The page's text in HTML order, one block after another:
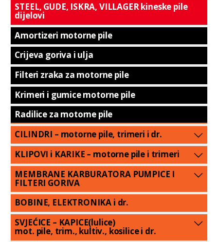
STEEL, GUDE, ISKRA, VILLAGER kineske pile
dijelovi
Amortizeri motorne pile
Crijeva goriva i ulja
Filteri zraka za motorne pile
Krimeri i gumice motorne pile
Radilice za motorne pile
CILINDRI – motorne pile, trimeri i dr.
KLIPOVI i KARIKE – motorne pile i trimeri
MEMBRANE KARBURATORA PUMPICE I
FILTERI GORIVA
BOBINE, ELEKTRONIKA i dr.
SVJEĆICE – KAPICE(lulice)
mot. pile, trim., kultiv., kosilice i dr.